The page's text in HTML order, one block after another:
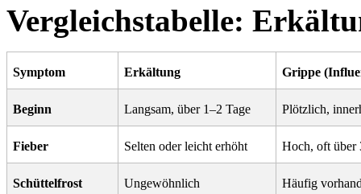
Vergleichstabelle:
Symptom Erkältung Grippe
Beginn Langsam, über 1–2 Tage Plötzlich,
Fieber Selten oder leicht erhöht Hoch, oft über
Schüttelfrost Ungewöhnlich Häufig